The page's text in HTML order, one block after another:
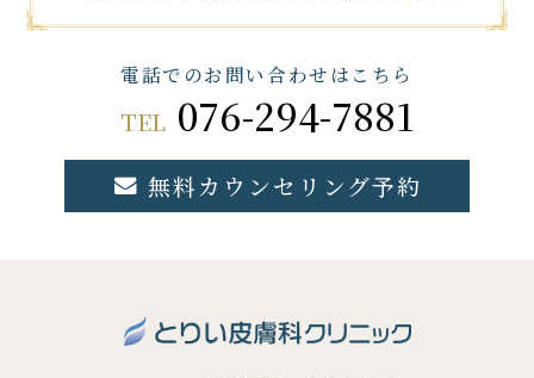
電話でのお問い合わせはこちら
TEL 076-294-7881
無料カウンセリング予約